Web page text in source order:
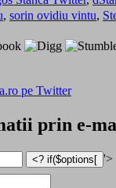
, sorin ovidiu vintu,
pe Twitter
prin e-
'>